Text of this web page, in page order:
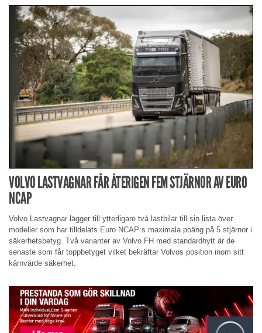
VOLVO LASTVAGNAR FÅR ÅTERIGEN FEM STJÄRNOR AV EURO
NCAP
Volvo Lastvagnar lägger till ytterligare två lastbilar till sin lista över
modeller som har tilldelats Euro NCAP:s maximala poäng på 5 stjärnor i
säkerhetsbetyg. Två varianter av Volvo FH med standardhytt är de
senaste som får toppbetyget vilket bekräftar Volvos position inom sitt
kärnvärde säkerhet.